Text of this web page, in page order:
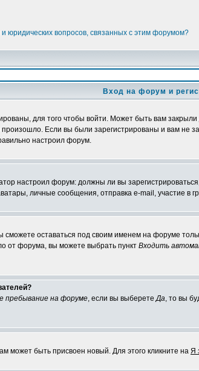
юридических вопросов, связанных с этим форумом?
Вход на форум и
для того чтобы войти. Может быть вам
Если вы были зарегистрированы и вам не
настроил форум.
настроил форум: должны ли вы
личные сообщения, отправка e-mail, участие в
сможете оставаться под своим именем на форуме
от форума, вы можете выбрать пункт Входить
пребывание на форуме, если вы выберетеДа, то вы
может быть присвоен новый. Для этого кликните на Я